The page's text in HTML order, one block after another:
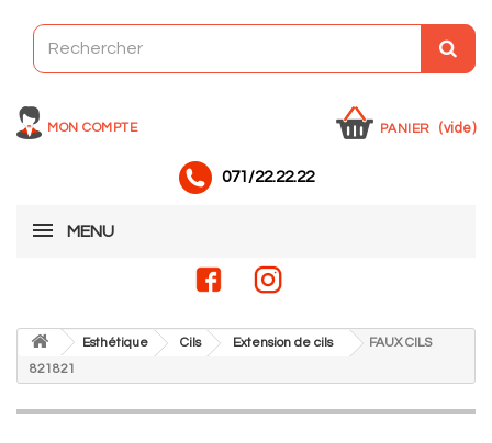
MON COMPTE PANIER (vide)
071/22.22.22
MENU
Esthétique Cils Extension de cils
FAUX CILS
821821